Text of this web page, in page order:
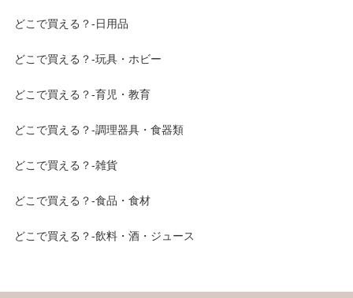
どこで買える？-日用品
どこで買える？-玩具・ホビー
どこで買える？-育児・教育
どこで買える？-調理器具・食器類
どこで買える？-雑貨
どこで買える？-食品・食材
どこで買える？-飲料・酒・ジュース